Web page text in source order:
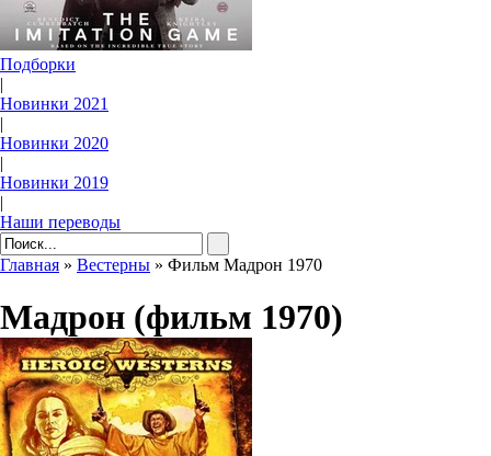
Подборки
|
Новинки 2021
|
Новинки 2020
|
Новинки 2019
|
Наши переводы
Главная » Вестерны » Фильм Мадрон 1970
Мадрон (фильм 1970)